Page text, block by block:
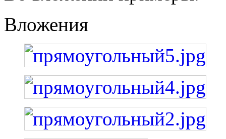
Вложения